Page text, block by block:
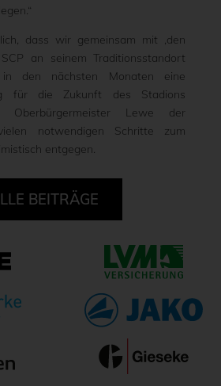
dass wir gemeinsam mit ‚den
an seinem Traditionsstandort
den nächsten Monaten eine
für die Zukunft des Stadions
Oberbürgermeister Lewe der
notwendigen Schritte zum
entgegen.
BEITRÄGE